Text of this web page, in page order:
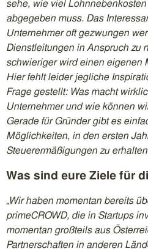
sehe, wie viel
abgegeben muss. Das
Unternehmer oft gezwungen
Dienstleitungen in Anspruch zu
schwieriger wird einen eigenen
Hier fehlt leider jegliche
Frage gestellt: Was macht
Unternehmer und wie können
Gerade für Gründer gibt es
Möglichkeiten, in den ersten
Steuerermäßigungen zu
Was sind eure Ziele für
„Wir haben momentan bereits
primeCROWD, die in Startups
momentan großteils aus
Partnerschaften in anderen